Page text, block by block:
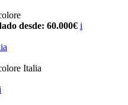
desde: 60.000€ i
Italia